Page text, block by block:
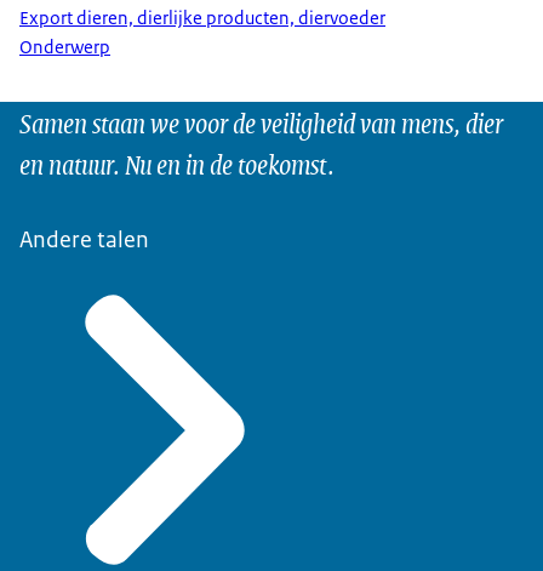
Export dieren, dierlijke producten, diervoeder
Onderwerp
Samen staan we voor de veiligheid van mens, dier
en natuur. Nu en in de toekomst.
Andere talen